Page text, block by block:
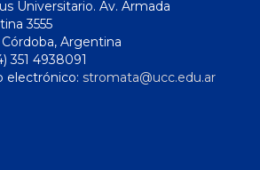
Universitario. Av. Armada
3555
Córdoba, Argentina
351 4938091
electrónico: stromata@ucc.edu.ar